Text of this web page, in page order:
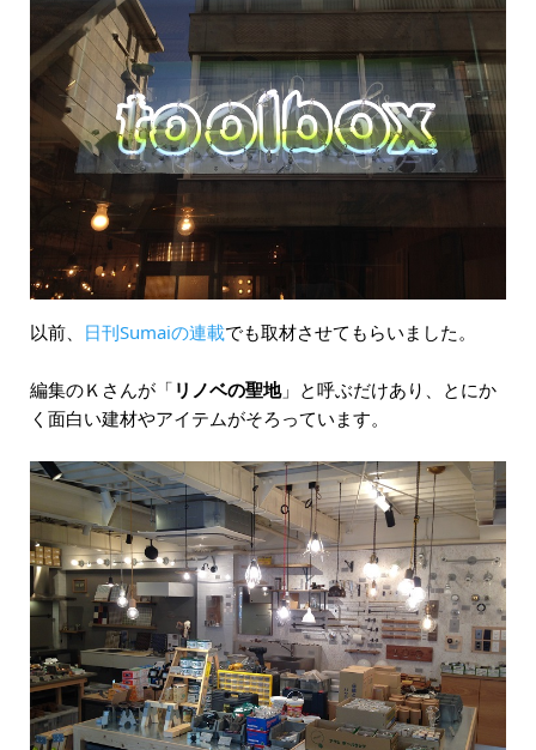
以前、 日刊Sumaiの連載でも取材させてもらいました。
編集のＫさんが「 リノベの聖地」と呼ぶだけあり、とにか
く面白い建材やアイテムがそろっています。